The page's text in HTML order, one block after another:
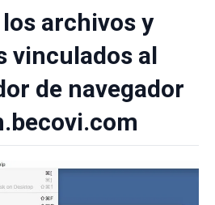
archivos y
vinculados al
de navegador